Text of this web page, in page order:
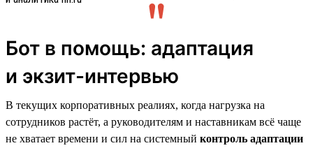
Бот в помощь: адаптация
и экзит-интервью
В текущих корпоративных реалиях, когда нагрузка на
сотрудников растёт, а руководителям и наставникам всё чаще
не хватает времени и сил на системный контроль адаптации